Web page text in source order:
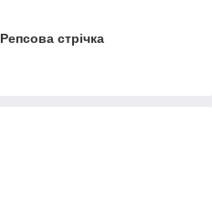
Репсова стрічка